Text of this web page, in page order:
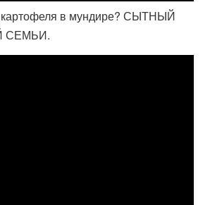
картофеля в мундире? СЫТНЫЙ
СЕМЬИ.